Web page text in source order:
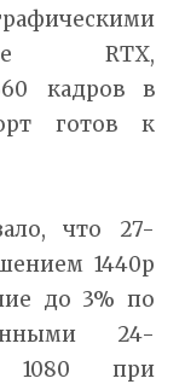
RTX,
кадров в
готов к
что 27-
1440p
до 3% по
24-
1080 при